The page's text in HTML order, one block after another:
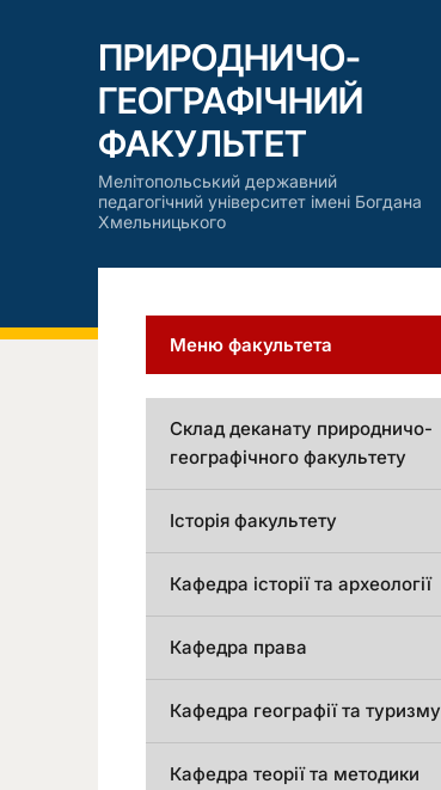
ПРИРОДНИЧО-
ГЕОГРАФІЧНИЙ
ФАКУЛЬТЕТ
Мелітопольський державний
педагогічний університет імені Богдана
Хмельницького
Меню факультета
Склад деканату природничо-
географічного факультету
Історія факультету
Кафедра історії та археології
Кафедра права
Кафедра географії та туризму
Кафедра теорії та методики